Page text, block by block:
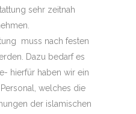
sehr zeitnah
muss nach festen
Dazu bedarf es
hierfür haben wir ein
welches die
der islamischen